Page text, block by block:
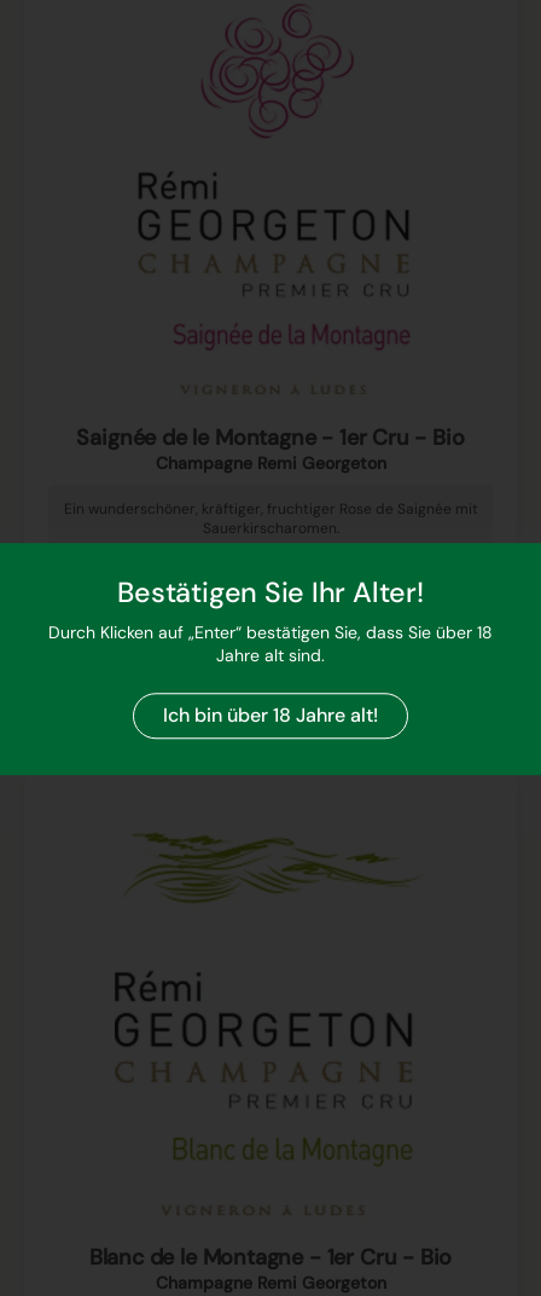
Saignée de le Montagne - 1er Cru - Bio
Champagne Remi Georgeton
Ein wunderschöner, kräftiger, fruchtiger Rose de Saignée mit
Sauerkirscharomen.
Lieferland)
€57,90
Inhalt: 0.75 l l (€77,20 / 1 l)
Preise inkl. MwSt. zzgl. Versandkosten
In den Warenkorb
Blanc de le Montagne - 1er Cru - Bio
Champagne Remi Georgeton
Bestätigen Sie Ihr Alter!
Durch Klicken auf „Enter“ bestätigen Sie, dass Sie über 18
Jahre alt sind.
Ich bin über 18 Jahre alt!